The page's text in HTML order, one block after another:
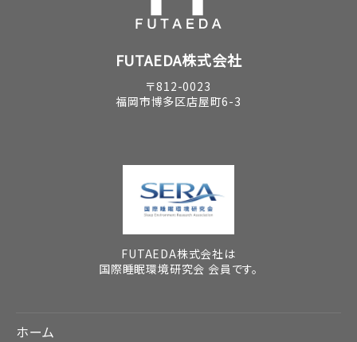
FUTAEDA株式会社
〒812-0023
福岡市博多区店屋町6-3
FUTAEDA株式会社は
国際睡眠環境研究会 会員です。
ホーム